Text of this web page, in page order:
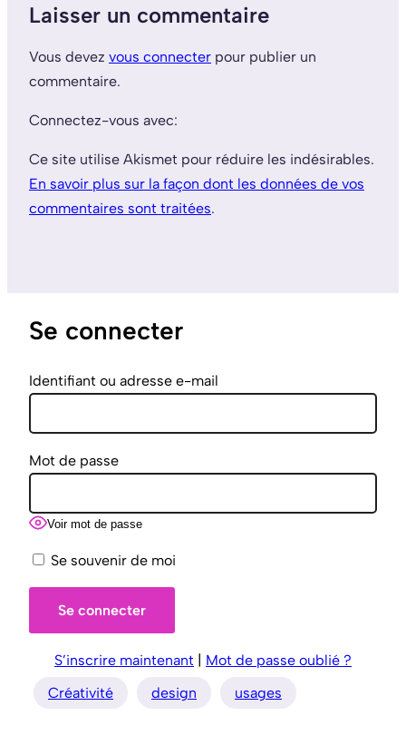
Laisser un commentaire
Vous devez vous connecter pour publier un
commentaire.
Connectez-vous avec:
Ce site utilise Akismet pour réduire les indésirables.
En savoir plus sur la façon dont les données de vos
commentaires sont traitées.
Se connecter
Identifiant ou adresse e-mail
Mot de passe
Voir mot de passe
Se souvenir de moi
S’inscrire maintenant
Mot de passe oublié ?
Créativité
design usages